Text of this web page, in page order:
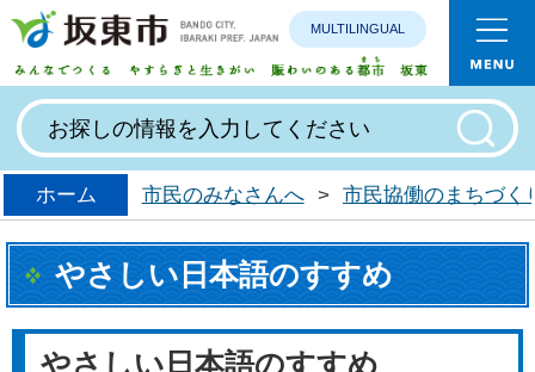
みんなで
MULTILINGUAL
ホーム 市民のみなさんへ > 市民協働のまちづく
やさしい日本語のすすめ
やさしい日本語のすすめ